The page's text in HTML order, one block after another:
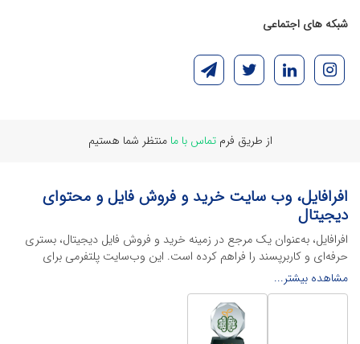
شبکه های اجتماعی
از طریق فرمتماس با ما منتظر شما هستیم
افرافایل، وب سایت خرید و فروش فایل و محتوای
دیجیتال
افرافایل، به‌عنوان یک مرجع در زمینه خرید و فروش فایل دیجیتال، بستری
حرفه‌ای و کاربرپسند را فراهم کرده است. این وب‌سایت‌ پلتفرمی برای
طراحان، دانشجویان و فریلنسرها ایجاد می‌کند تا به راحتی محصولات
دیجیتال خود را به فروش رسانده یا از محتواهایی باکیفیت برای پیشبرد
اهدافشان استفاده کنند.
این سایت با ارائه تنوع گسترده‌ای از محصولات دیجیتال از انواع فایل های
مشاهده بیشتر...